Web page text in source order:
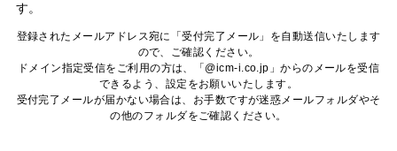
す。
登録されたメールアドレス宛に「受付完了メール」を自動送信いたします
ので、ご確認ください。
ドメイン指定受信をご利用の方は、「@icm-i.co.jp」からのメールを受信
できるよう、設定をお願いいたします。
受付完了メールが届かない場合は、お手数ですが迷惑メールフォルダやそ
の他のフォルダをご確認ください。